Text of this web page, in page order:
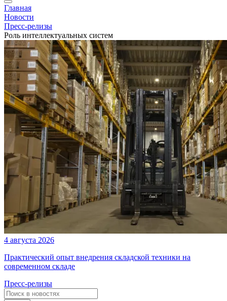
Главная
Новости
Пресс-релизы
Роль интеллектуальных систем
4 августа 2026
Практический опыт внедрения складской техники на
современном складе
Пресс-релизы